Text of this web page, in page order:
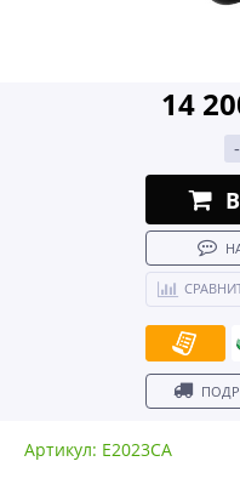
Артикул: E2023CA
14
-